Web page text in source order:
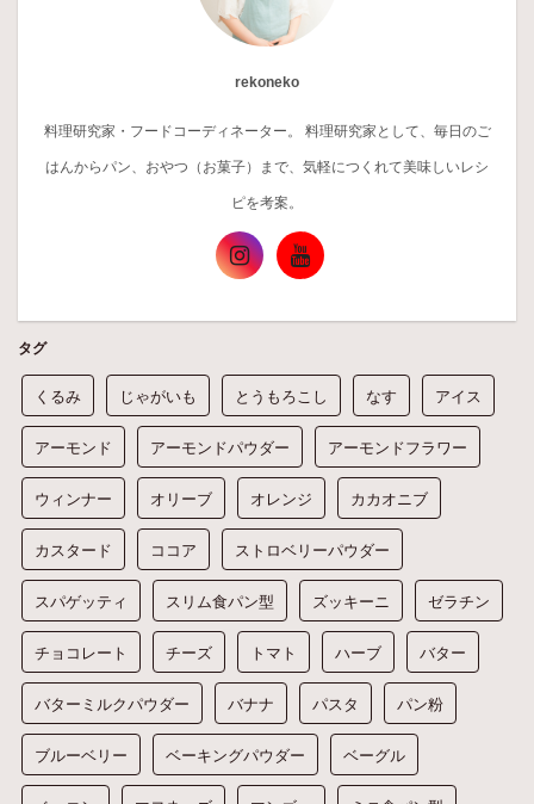
rekoneko
料理研究家・フードコーディネーター。 料理研究家として、毎日のご
はんからパン、おやつ（お菓子）まで、気軽につくれて美味しいレシ
ピを考案。
タグ
くるみ じゃがいも とうもろこし なす アイス
アーモンド アーモンドパウダー アーモンドフラワー
ウィンナー オリーブ オレンジ カカオニブ
カスタード ココア ストロベリーパウダー
スパゲッティ スリム食パン型 ズッキーニ ゼラチン
チョコレート チーズ トマト ハーブ バター
バターミルクパウダー バナナ パスタ パン粉
ブルーベリー ベーキングパウダー ベーグル